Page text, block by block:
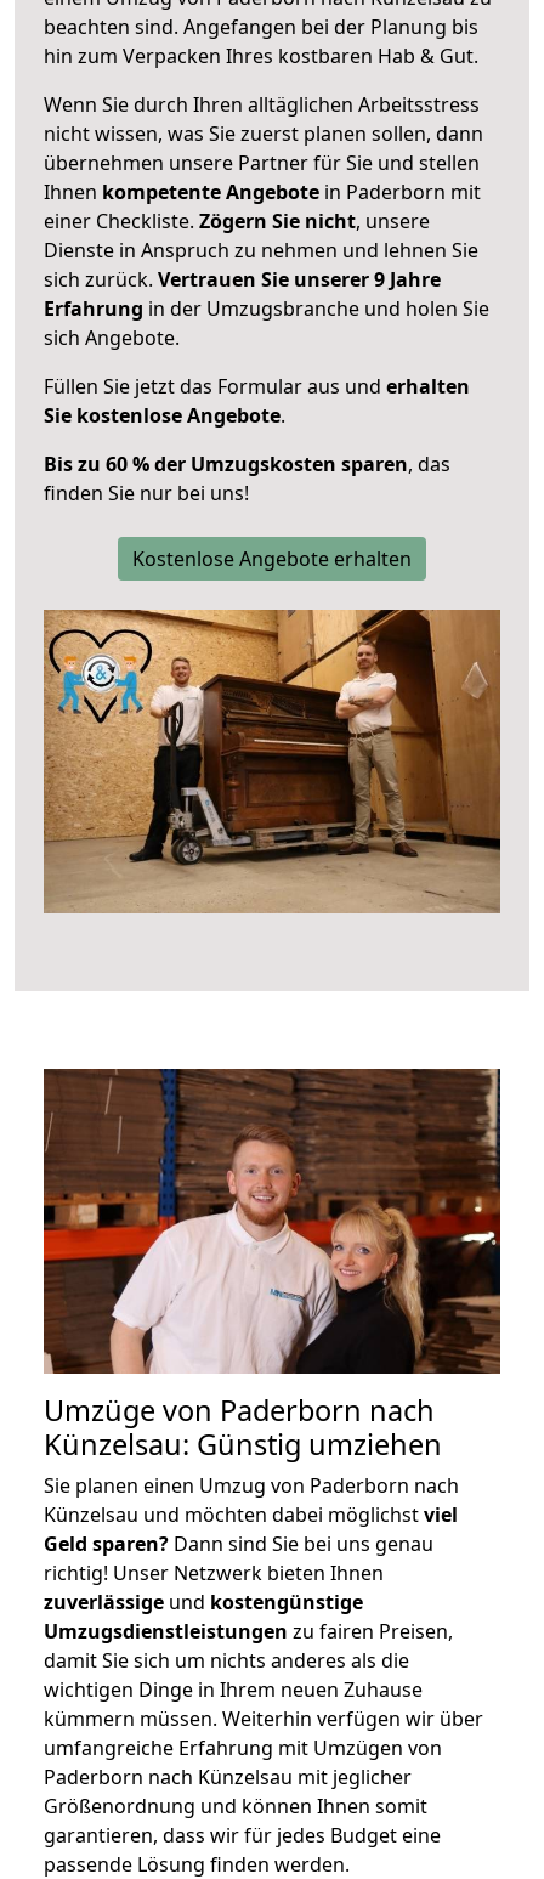
beachten sind. Angefangen bei der Planung bis
hin zum Verpacken Ihres kostbaren Hab & Gut.
Wenn Sie durch Ihren alltäglichen Arbeitsstress
nicht wissen, was Sie zuerst planen sollen, dann
übernehmen unsere Partner für Sie und stellen
Ihnen kompetente Angebote in Paderborn mit
einer Checkliste. Zögern Sie nicht, unsere
Dienste in Anspruch zu nehmen und lehnen Sie
sich zurück. Vertrauen Sie unserer 9 Jahre
Erfahrung in der Umzugsbranche und holen Sie
sich Angebote.
Füllen Sie jetzt das Formular aus und erhalten
Sie kostenlose Angebote.
Bis zu 60 % der Umzugskosten sparen, das
finden Sie nur bei uns!
Kostenlose Angebote erhalten
Umzüge von Paderborn nach
Künzelsau: Günstig umziehen
Sie planen einen Umzug von Paderborn nach
Künzelsau und möchten dabei möglichstviel
Geld sparen? Dann sind Sie bei uns genau
richtig! Unser Netzwerk bieten Ihnen
zuverlässige und kostengünstige
Umzugsdienstleistungen zu fairen Preisen,
damit Sie sich um nichts anderes als die
wichtigen Dinge in Ihrem neuen Zuhause
kümmern müssen. Weiterhin verfügen wir über
umfangreiche Erfahrung mit Umzügen von
Paderborn nach Künzelsau mit jeglicher
Größenordnung und können Ihnen somit
garantieren, dass wir für jedes Budget eine
passende Lösung finden werden.